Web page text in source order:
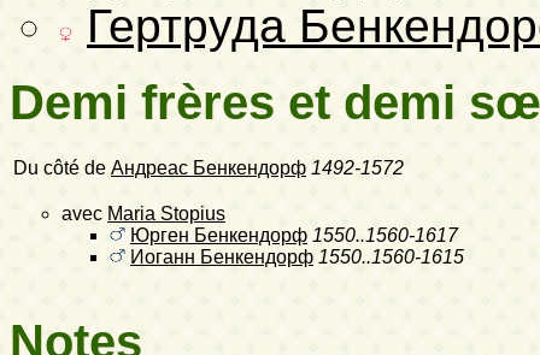
Гертруда
Demi frères et demi
Du côté de Андреас Бенкендорф 1492-1572
avec Maria Stopius
Юрген Бенкендорф 1550..1560-1617
Иоганн Бенкендорф 1550..1560-1615
Notes